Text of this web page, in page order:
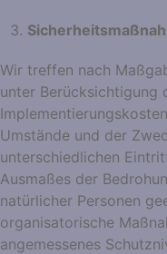
Wir treffen nach
unter Berücksichtigung
Umstände und der
unterschiedlichen
Ausmaßes der
natürlicher Personen
organisatorische
angemessenes